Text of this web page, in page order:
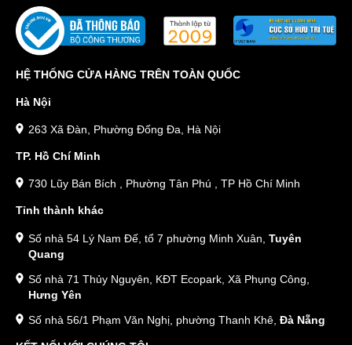
HỆ THỐNG CỬA HÀNG TRÊN TOÀN QUỐC
Hà Nội
263 Xã Đàn, Phường Đống Đa, Hà Nội
TP. Hồ Chí Minh
730 Lũy Bán Bích , Phường Tân Phú , TP Hồ Chí Minh
Tỉnh thành khác
Số nhà 54 Lý Nam Đế, tổ 7 phường Minh Xuân, Tuyên
Quang
Số nhà 71 Thủy Nguyên, KĐT Ecopark, Xã Phụng Công,
Hưng Yên
Số nhà 56/1 Phạm Văn Nghị, phường Thanh Khê, Đà Nẵng